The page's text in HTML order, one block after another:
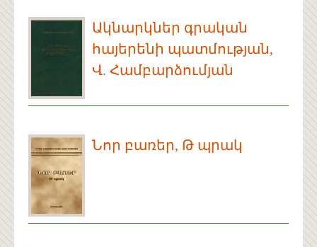
Ակնարկներ գրական
հայերենի պատմության,
Վ. Համբարձումյան
Նոր բառեր, Թ պրակ